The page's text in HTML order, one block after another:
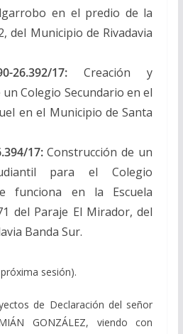
en el predio de la
del Municipio de Rivadavia
17: Creación y
Colegio Secundario en el
en el Municipio de Santa
17:Construcción de un
para el Colegio
funciona en la Escuela
del Paraje El Mirador, del
Banda Sur.
sesión).
de Declaración del señor
GONZÁLEZ, viendo con